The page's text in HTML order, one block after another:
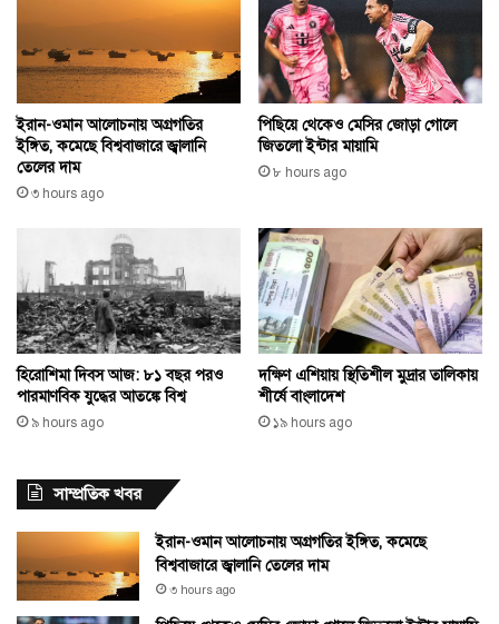
ইরান-ওমান আলোচনায় অগ্রগতির
ইঙ্গিত, কমেছে বিশ্ববাজারে জ্বালানি
তেলের দাম
৩ hours ago
পিছিয়ে থেকেও মেসির জোড়া গোলে
জিতলো ইন্টার মায়ামি
৮ hours ago
হিরোশিমা দিবস আজ: ৮১ বছর পরও
পারমাণবিক যুদ্ধের আতঙ্কে বিশ্ব
৯ hours ago
দক্ষিণ এশিয়ায় স্থিতিশীল মুদ্রার তালিকায়
শীর্ষে বাংলাদেশ
১৯ hours ago
সাম্প্রতিক খবর
ইরান-ওমান আলোচনায় অগ্রগতির ইঙ্গিত, কমেছে
বিশ্ববাজারে জ্বালানি তেলের দাম
৩ hours ago